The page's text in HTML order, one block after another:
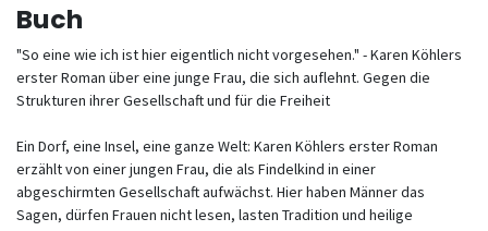
Buch
"So eine wie ich ist hier eigentlich nicht vorgesehen." - Karen Köhlers
erster Roman über eine junge Frau, die sich auflehnt. Gegen die
Strukturen ihrer Gesellschaft und für die Freiheit
Ein Dorf, eine Insel, eine ganze Welt: Karen Köhlers erster Roman
erzählt von einer jungen Frau, die als Findelkind in einer
abgeschirmten Gesellschaft aufwächst. Hier haben Männer das
Sagen, dürfen Frauen nicht lesen, lasten Tradition und heilige